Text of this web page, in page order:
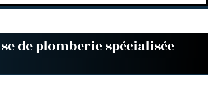
de plomberie spécialisée